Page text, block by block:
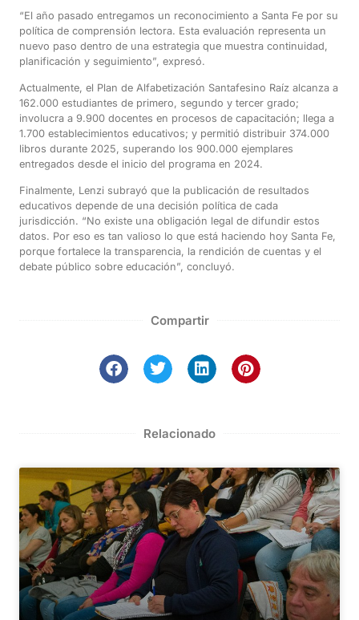
“El año pasado entregamos un reconocimiento a Santa Fe por su
política de comprensión lectora. Esta evaluación representa un
nuevo paso dentro de una estrategia que muestra continuidad,
planificación y seguimiento”, expresó.
Actualmente, el Plan de Alfabetización Santafesino Raíz alcanza a
162.000 estudiantes de primero, segundo y tercer grado;
involucra a 9.900 docentes en procesos de capacitación; llega a
1.700 establecimientos educativos; y permitió distribuir 374.000
libros durante 2025, superando los 900.000 ejemplares
entregados desde el inicio del programa en 2024.
Finalmente, Lenzi subrayó que la publicación de resultados
educativos depende de una decisión política de cada
jurisdicción. “No existe una obligación legal de difundir estos
datos. Por eso es tan valioso lo que está haciendo hoy Santa Fe,
porque fortalece la transparencia, la rendición de cuentas y el
debate público sobre educación”, concluyó.
Compartir
Relacionado